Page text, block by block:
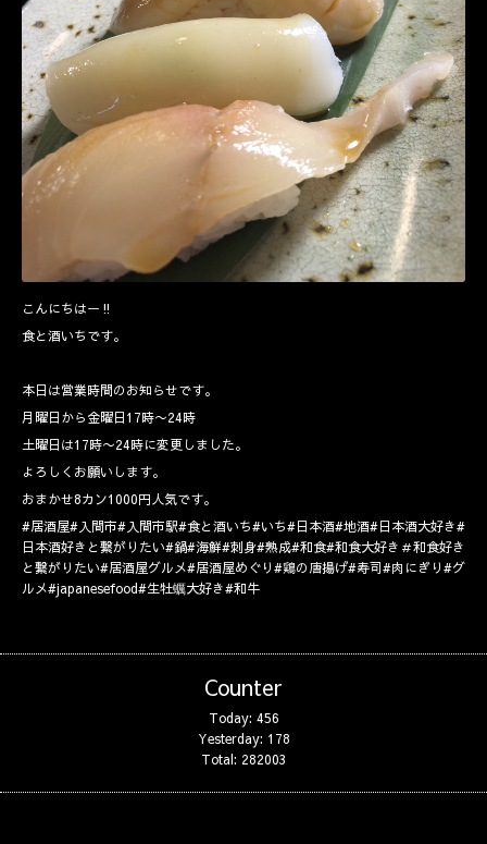
こんにちはー‼️
食と酒いちです。
本日は営業時間のお知らせです。
月曜日から金曜日17時〜24時
土曜日は17時〜24時に変更しました。
よろしくお願いします。
おまかせ8カン1000円人気です。
#居酒屋#入間市#入間市駅#食と酒いち#いち#日本酒#地酒#日本酒大好き#
日本酒好きと繋がりたい#鍋#海鮮#刺身#熟成#和食#和食大好き＃和食好き
と繋がりたい#居酒屋グルメ#居酒屋めぐり#鶏の唐揚げ#寿司#肉にぎり#グ
ルメ#japanesefood#生牡蠣大好き#和牛
Counter
Today: 456
Yesterday: 178
Total: 282003